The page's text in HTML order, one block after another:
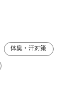
体臭・汗対策